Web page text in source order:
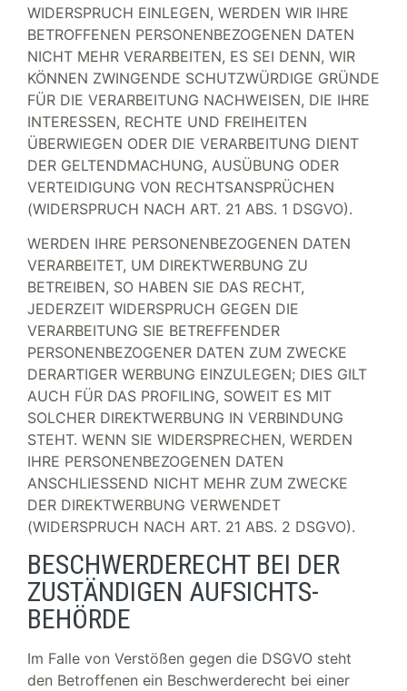
WIDERSPRUCH EINLEGEN, WERDEN WIR IHRE
BETROFFENEN PERSONENBEZOGENEN DATEN
NICHT MEHR VERARBEITEN, ES SEI DENN, WIR
KÖNNEN ZWINGENDE SCHUTZWÜRDIGE GRÜNDE
FÜR DIE VERARBEITUNG NACHWEISEN, DIE IHRE
INTERESSEN, RECHTE UND FREIHEITEN
ÜBERWIEGEN ODER DIE VERARBEITUNG DIENT
DER GELTENDMACHUNG, AUSÜBUNG ODER
VERTEIDIGUNG VON RECHTSANSPRÜCHEN
(WIDERSPRUCH NACH ART. 21 ABS. 1 DSGVO).
WERDEN IHRE PERSONENBEZOGENEN DATEN
VERARBEITET, UM DIREKTWERBUNG ZU
BETREIBEN, SO HABEN SIE DAS RECHT,
JEDERZEIT WIDERSPRUCH GEGEN DIE
VERARBEITUNG SIE BETREFFENDER
PERSONENBEZOGENER DATEN ZUM ZWECKE
DERARTIGER WERBUNG EINZULEGEN; DIES GILT
AUCH FÜR DAS PROFILING, SOWEIT ES MIT
SOLCHER DIREKTWERBUNG IN VERBINDUNG
STEHT. WENN SIE WIDERSPRECHEN, WERDEN
IHRE PERSONENBEZOGENEN DATEN
ANSCHLIESSEND NICHT MEHR ZUM ZWECKE
DER DIREKTWERBUNG VERWENDET
(WIDERSPRUCH NACH ART. 21 ABS. 2 DSGVO).
BESCHWERDE­RECHT BEI DER
ZUSTÄNDIGEN AUFSICHTS­
BEHÖRDE
Im Falle von Verstößen gegen die DSGVO steht
den Betroffenen ein Beschwerderecht bei einer